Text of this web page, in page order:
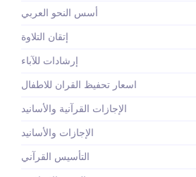
أسس النحو العربي
إتقان التلاوة
إرشادات للآباء
اسعار تحفيظ القران للاطفال
الإجازات القرآنية والأسانيد
الإجازات والأسانيد
التأسيس القرآني